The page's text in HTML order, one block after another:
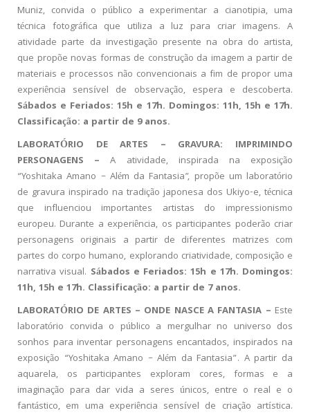
Muniz, convida o público a experimentar a cianotipia, uma
técnica fotográfica que utiliza a luz para criar imagens. A
atividade parte da investigação presente na obra do artista,
que propõe novas formas de construção da imagem a partir de
materiais e processos não convencionais a fim de propor uma
experiência sensível de observação, espera e descoberta.
Sábados e Feriados: 15h e 17h. Domingos: 11h, 15h e 17h.
Classificação: a partir de 9 anos.
LABORATÓRIO DE ARTES – GRAVURA: IMPRIMINDO
PERSONAGENS –A atividade, inspirada na exposição
“Yoshitaka Amano – Além da Fantasia”, propõe um laboratório
de gravura inspirado na tradição japonesa dos Ukiyo-e, técnica
que influenciou importantes artistas do impressionismo
europeu. Durante a experiência, os participantes poderão criar
personagens originais a partir de diferentes matrizes com
partes do corpo humano, explorando criatividade, composição e
narrativa visual. Sábados e Feriados: 15h e 17h. Domingos:
11h, 15h e 17h. Classificação: a partir de 7 anos.
LABORATÓRIO DE ARTES – ONDE NASCE A FANTASIA – Este
laboratório convida o público a mergulhar no universo dos
sonhos para inventar personagens encantados, inspirados na
exposição “Yoshitaka Amano – Além da Fantasia”. A partir da
aquarela, os participantes exploram cores, formas e a
imaginação para dar vida a seres únicos, entre o real e o
fantástico, em uma experiência sensível de criação artística.